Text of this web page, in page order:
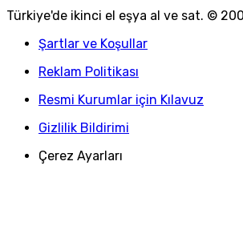
Türkiye'de ikinci el eşya al ve sat. ©
Şartlar ve Koşullar
Reklam Politikası
Resmi Kurumlar için Kılavuz
Gizlilik Bildirimi
Çerez Ayarları